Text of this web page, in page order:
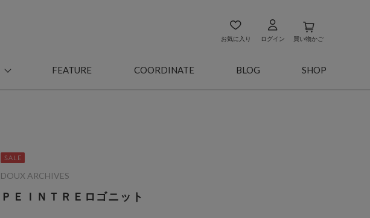
お気に入り ログイン 買い物かご
FEATURE COORDINATE BLOG SHOP
ＰＥＩＮＴＲＥロゴニット
DOUX ARCHIVES